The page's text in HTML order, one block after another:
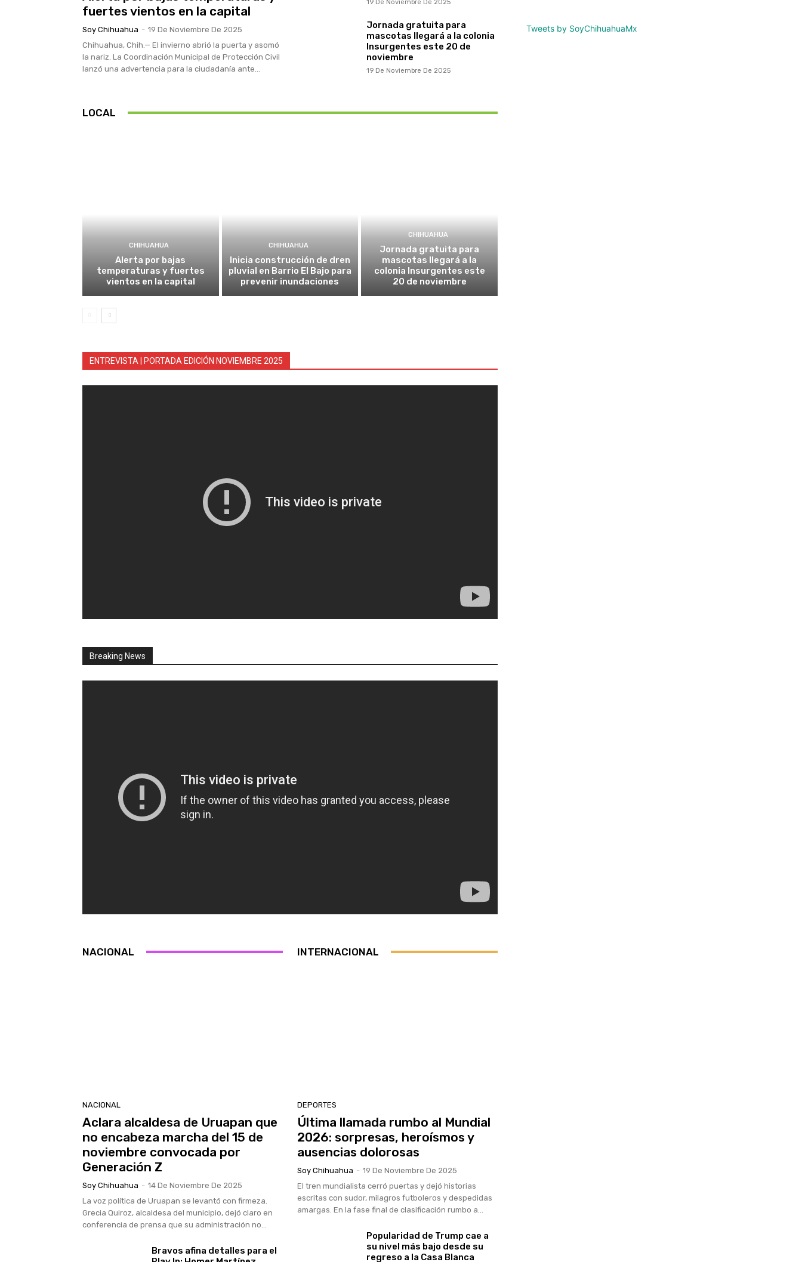
fuertes vientos en la capital
Soy Chihuahua - 19 De Noviembre De 2025
Chihuahua, Chih.— El invierno abrió la puerta y asomó
la nariz. La Coordinación Municipal de Protección Civil
lanzó una advertencia para la ciudadanía ante...
19 De Noviembre De 2025
Jornada gratuita para
mascotas llegará a la colonia
Insurgentes este 20 de
noviembre
19 De Noviembre De 2025
LOCAL
CHIHUAHUA
Alerta por bajas
temperaturas y fuertes
vientos en la capital
CHIHUAHUA
Inicia construcción de dren
pluvial en Barrio El Bajo para
prevenir inundaciones
CHIHUAHUA
Jornada gratuita para
mascotas llegará a la
colonia Insurgentes este
20 de noviembre
ENTREVISTA | PORTADA EDICIÓN NOVIEMBRE 2025
Breaking News
NACIONAL
NACIONAL
Aclara alcaldesa de Uruapan que
no encabeza marcha del 15 de
noviembre convocada por
Generación Z
Soy Chihuahua - 14 De Noviembre De 2025
La voz política de Uruapan se levantó con firmeza.
Grecia Quiroz, alcaldesa del municipio, dejó claro en
conferencia de prensa que su administración no...
Bravos afina detalles para el
INTERNACIONAL
DEPORTES
Última llamada rumbo al Mundial
2026: sorpresas, heroísmos y
ausencias dolorosas
Soy Chihuahua - 19 De Noviembre De 2025
El tren mundialista cerró puertas y dejó historias
escritas con sudor, milagros futboleros y despedidas
amargas. En la fase final de clasificación rumbo a...
Popularidad de Trump cae a
su nivel más bajo desde su
regreso a la Casa Blanca
Tweets by SoyChihuahuaMx